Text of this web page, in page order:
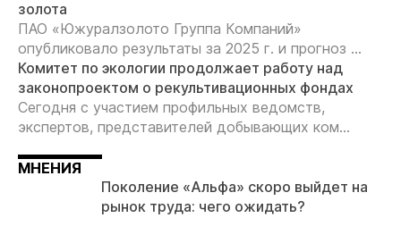
золота
ПАО «Южуралзолото Группа Компаний»
опубликовало результаты за 2025 г. и прогноз ...
Комитет по экологии продолжает работу над
законопроектом о рекультивационных фондах
Сегодня с участием профильных ведомств,
экспертов, представителей добывающих ком...
МНЕНИЯ
Поколение «Альфа» скоро выйдет на
рынок труда: чего ожидать?